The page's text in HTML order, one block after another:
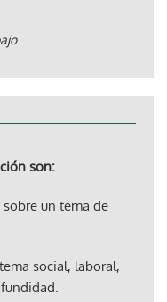
son:
un tema de
social, laboral,